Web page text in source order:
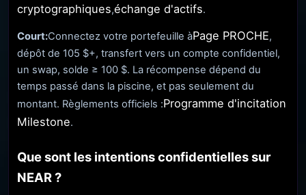
cryptographiques,échange d'actifs.
Court:Connectez votre portefeuille àPage PROCHE,
dépôt de 105 $+, transfert vers un compte confidentiel,
un swap, solde ≥ 100 $. La récompense dépend du
temps passé dans la piscine, et pas seulement du
montant. Règlements officiels :Programme d'incitation
Milestone.
Que sont les intentions confidentielles sur
NEAR ?